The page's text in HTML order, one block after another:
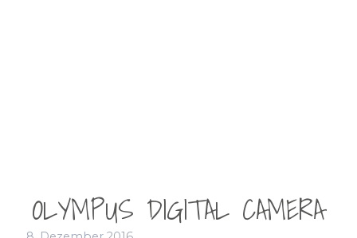
OLYMPUS DIGITAL CAMERA